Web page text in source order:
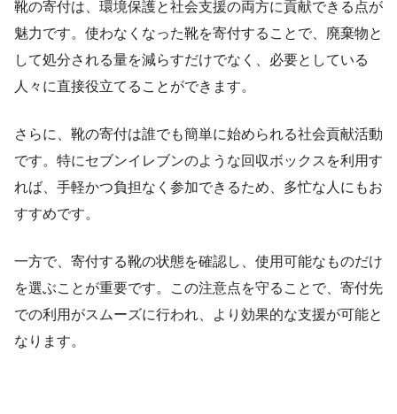
靴の寄付は、環境保護と社会支援の両方に貢献できる点が
魅力です。使わなくなった靴を寄付することで、廃棄物と
して処分される量を減らすだけでなく、必要としている
人々に直接役立てることができます。
さらに、靴の寄付は誰でも簡単に始められる社会貢献活動
です。特にセブンイレブンのような回収ボックスを利用す
れば、手軽かつ負担なく参加できるため、多忙な人にもお
すすめです。
一方で、寄付する靴の状態を確認し、使用可能なものだけ
を選ぶことが重要です。この注意点を守ることで、寄付先
での利用がスムーズに行われ、より効果的な支援が可能と
なります。